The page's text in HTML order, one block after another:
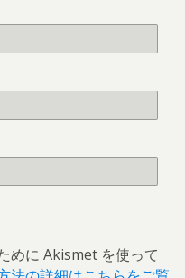
めに Akismet を使って